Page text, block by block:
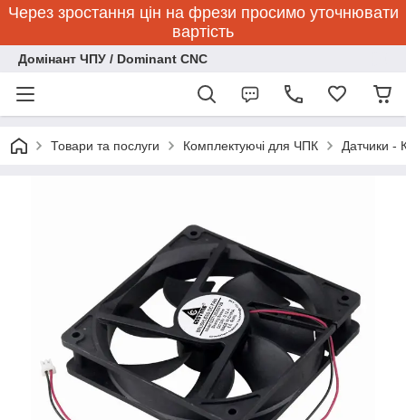
Через зростання цін на фрези просимо уточнювати
вартість
Домінант ЧПУ / Dominant CNC
Товари та послуги Комплектуючі для ЧПК Датчики -